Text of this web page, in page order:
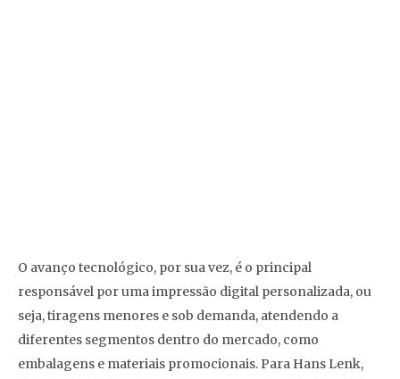
O avanço tecnológico, por sua vez, é o principal
responsável por uma impressão digital personalizada, ou
seja, tiragens menores e sob demanda, atendendo a
diferentes segmentos dentro do mercado, como
embalagens e materiais promocionais. Para Hans Lenk,